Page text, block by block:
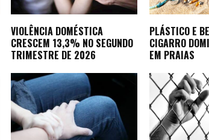
VIOLÊNCIA DOMÉSTICA
CRESCEM 13,3% NO SEGUNDO
TRIMESTRE DE 2026
PLÁSTICO E
CIGARRO
EM PRAIAS